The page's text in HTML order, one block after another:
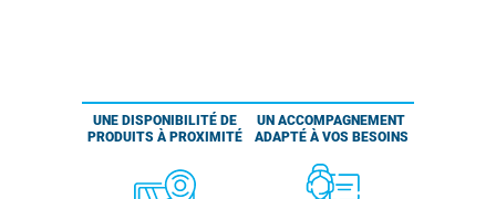
UNE DISPONIBILITÉ DE
PRODUITS À PROXIMITÉ
UN ACCOMPAGNEMENT
ADAPTÉ À VOS BESOINS